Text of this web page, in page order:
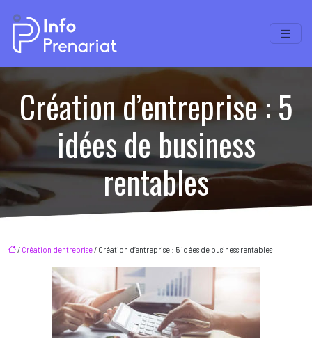
Création d’entreprise : 5
idées de business
rentables
/ Création d'entreprise/ Création d’entreprise : 5 idées de business rentables